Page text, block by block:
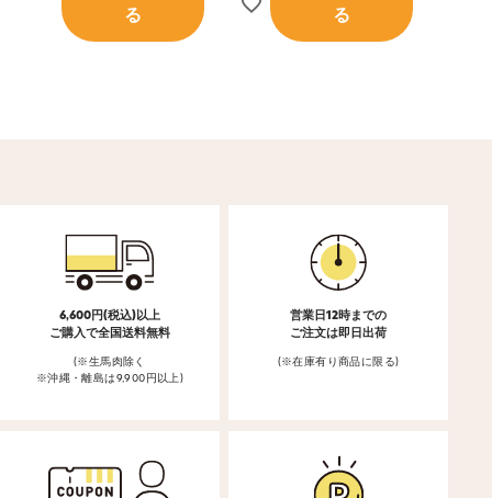
る
る
6,600円(税込)以上
ご購入で全国送料無料
(※生馬肉除く
※沖縄・離島は9,900円以上)
営業日12時までの
ご注文は即日出荷
(※在庫有り商品に限る)